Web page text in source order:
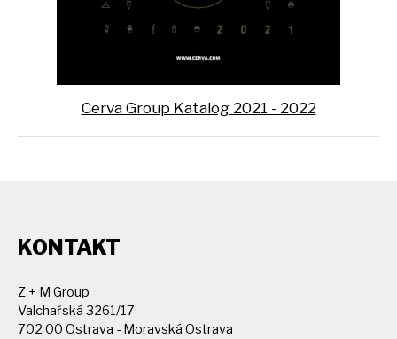
Cerva Group Katalog 2021 - 2022
KONTAKT
Z + M Group
Valchařská 3261/17
702 00 Ostrava - Moravská Ostrava